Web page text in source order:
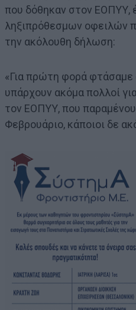
που δόθηκαν στον ΕΟΠΥΥ,
ληξιπρόθεσμων οφειλών
την ακόλουθη δήλωση:
«Για πρώτη φορά φτάσαμε
υπάρχουν ακόμα πολλοί
τον ΕΟΠΥΥ, που
Φεβρουάριο, κάποιοι δε